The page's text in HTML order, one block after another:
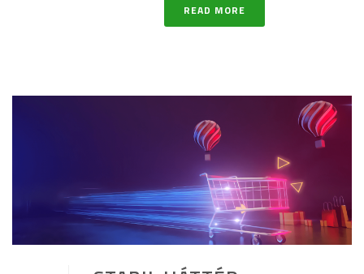
READ MORE